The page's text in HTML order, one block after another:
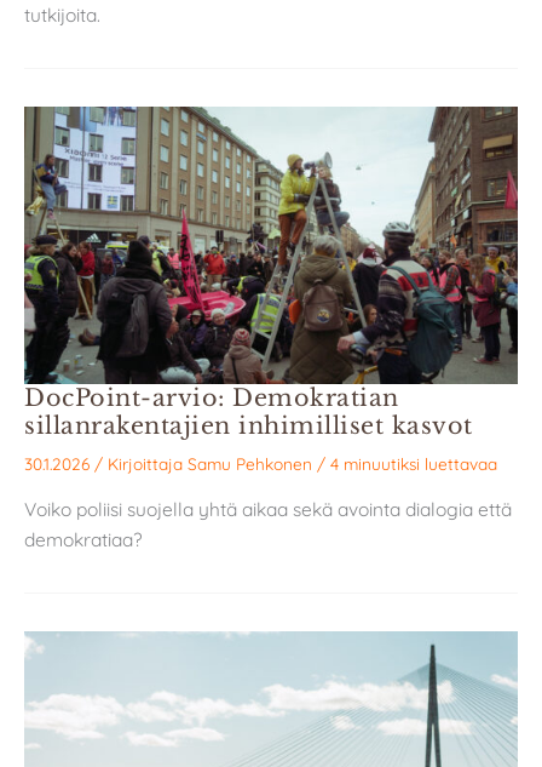
tutkijoita.
DocPoint-arvio: Demokratian
sillanrakentajien inhimilliset kasvot
30.1.2026 / Kirjoittaja Samu Pehkonen / 4 minuutiksi luettavaa
Voiko poliisi suojella yhtä aikaa sekä avointa dialogia että
demokratiaa?